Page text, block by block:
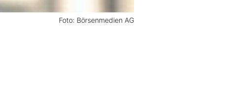
Foto: Börsenmedien AG